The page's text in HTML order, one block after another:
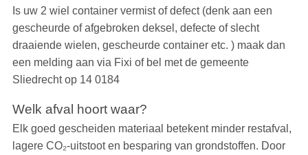
Is uw 2 wiel container vermist of defect (denk aan een
gescheurde of afgebroken deksel, defecte of slecht
draaiende wielen, gescheurde container etc. ) maak dan
een melding aan via Fixi of bel met de gemeente
Sliedrecht op 14 0184
Welk afval hoort waar?
Elk goed gescheiden materiaal betekent minder restafval,
lagere CO₂-uitstoot en besparing van grondstoffen. Door